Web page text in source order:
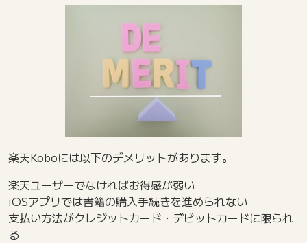
楽天Koboには以下のデメリットがあります。
楽天ユーザーでなければお得感が弱い
iOSアプリでは書籍の購入手続きを進められない
支払い方法がクレジットカード・デビットカードに限られ
る